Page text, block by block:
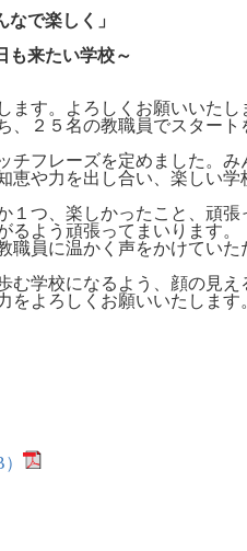
で楽しく」
来たい学校～
す。よろしくお願いいたし
２５名の教職員でスタート
フレーズを定めました。み
恵や力を出し合い、楽しい学
つ、楽しかったこと、頑張
よう頑張ってまいります。
員に温かく声をかけていた
。
学校になるよう、顔の見え
よろしくお願いいたします